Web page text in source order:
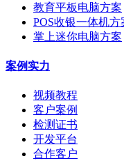
教育平板电脑方案
POS收银一体机方
掌上迷你电脑方案
案例实力
视频教程
客户案例
检测证书
开发平台
合作客户